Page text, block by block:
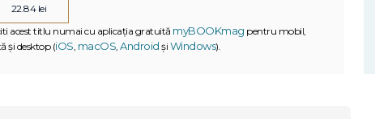
22.84 lei
acest titlu numai cu aplicația gratuită myBOOKmag pentru mobil,
și desktop (iOS macOS Android și Windows).